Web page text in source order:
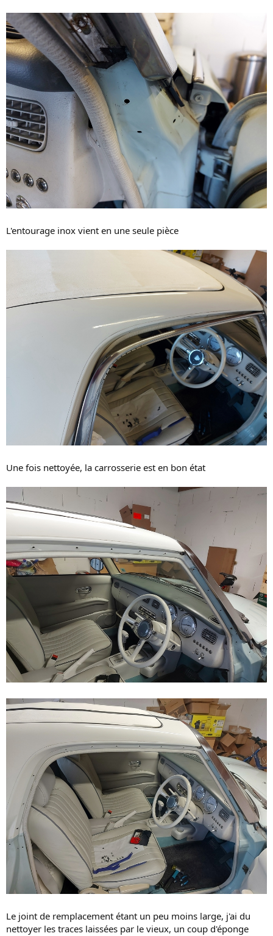
L'entourage inox vient en une seule pièce
Une fois nettoyée, la carrosserie est en bon état
Le joint de remplacement étant un peu moins large, j'ai du
nettoyer les traces laissées par le vieux, un coup d'éponge